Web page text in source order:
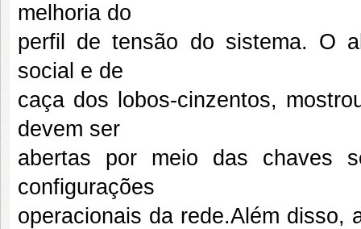
melhoria do
perfil de tensão do sistema. O
social e de
caça dos lobos-cinzentos,
devem ser
abertas por meio das chaves
configurações
operacionais da rede.Além disso,